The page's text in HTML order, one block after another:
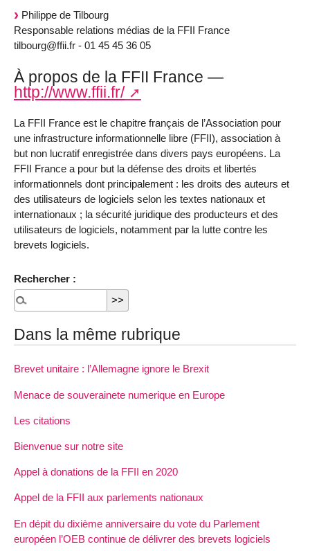
Philippe de Tilbourg
Responsable relations médias de la FFII France
tilbourg@ffii.fr - 01 45 45 36 05
À propos de la FFII France —
http://www.ffii.fr/
La FFII France est le chapitre français de l’Association pour
une infrastructure informationnelle libre (FFII), association à
but non lucratif enregistrée dans divers pays européens. La
FFII France a pour but la défense des droits et libertés
informationnels dont principalement : les droits des auteurs et
des utilisateurs de logiciels selon les textes nationaux et
internationaux ; la sécurité juridique des producteurs et des
utilisateurs de logiciels, notamment par la lutte contre les
brevets logiciels.
Rechercher :
Dans la même rubrique
Brevet unitaire : l’Allemagne ignore le Brexit
Menace de souverainete numerique en Europe
Les citations
Bienvenue sur notre site
Appel à donations de la FFII en 2020
Appel de la FFII aux parlements nationaux
En dépit du dixième anniversaire du vote du Parlement
européen l’OEB continue de délivrer des brevets logiciels